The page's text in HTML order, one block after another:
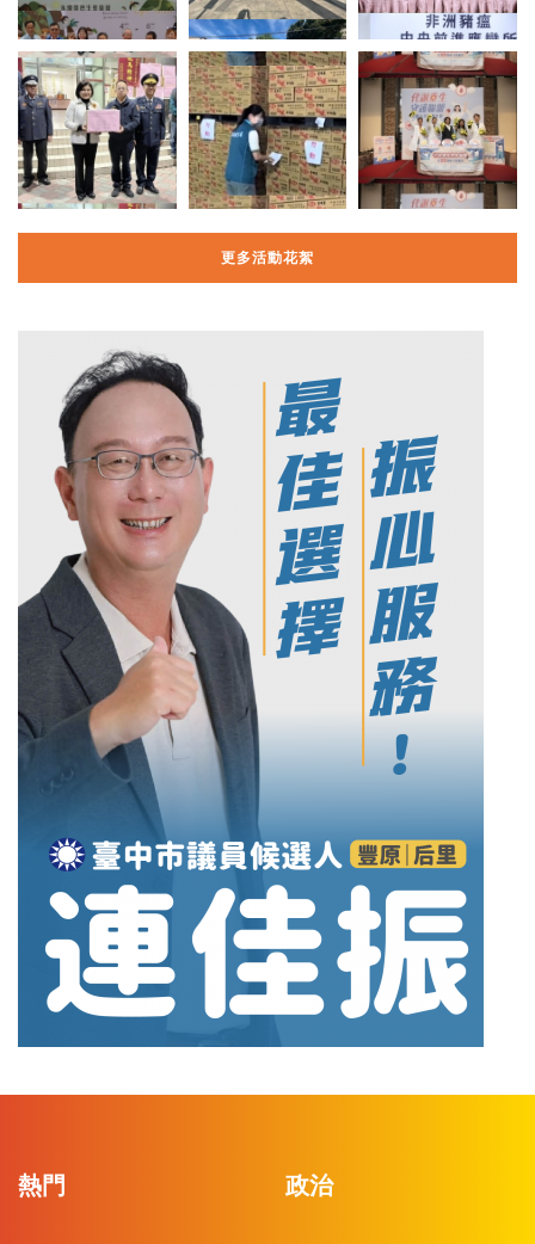
更多活動花絮
熱門 政治